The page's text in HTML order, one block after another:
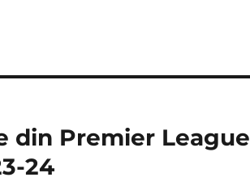
din Premier League
24